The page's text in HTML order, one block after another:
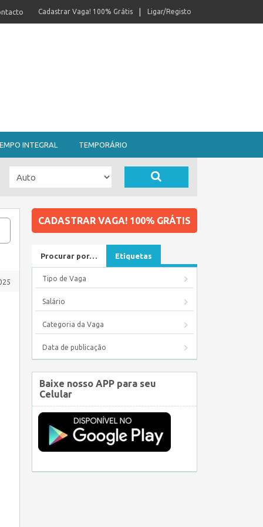
Ligar/Registo
Cadastrar Vaga! 100% Grátis
INTEGRAL TEMPORÁRIO
CADASTRAR VAGA! 100% GRÁTIS
Procurar por… Etiquetas
Tipo de Vaga
Salário
Categoria da Vaga
Data de publicação
Baixe nosso APP para seu
Celular